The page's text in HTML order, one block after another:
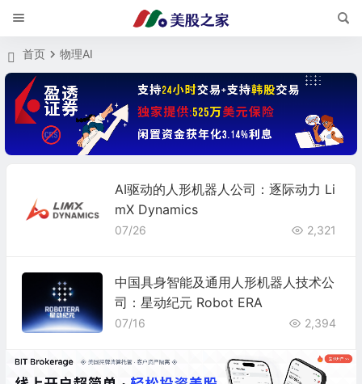
首页 物理AI
AI驱动的人形机器人公司：逐际动力 Li
mX Dynamics
07/26 2,321
中国具身智能及通用人形机器人技术公
司：星动纪元 Robot ERA
07/16 2,394